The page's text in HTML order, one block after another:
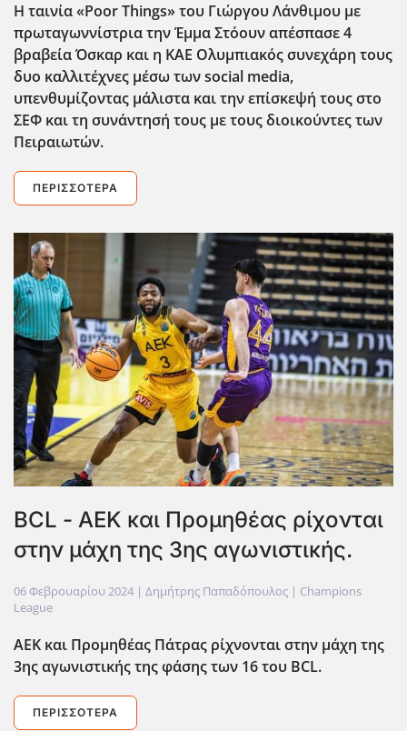
Η ταινία «Poor Things» του Γιώργου Λάνθιμου με
πρωταγωννίστρια την Έμμα Στόουν απέσπασε 4
βραβεία Όσκαρ και η ΚΑΕ Ολυμπιακός συνεχάρη τους
δυο καλλιτέχνες μέσω των social media,
υπενθυμίζοντας μάλιστα και την επίσκεψή τους στο
ΣΕΦ και τη συνάντησή τους με τους διοικούντες των
Πειραιωτών.
ΠΕΡΙΣΣΌΤΕΡΑ
BCL - ΑΕΚ και Προμηθέας ρίχονται
στην μάχη της 3ης αγωνιστικής.
06 Φεβρουαρίου 2024 | Δημήτρης Παπαδόπουλος | Champions
League
ΑΕΚ και Προμηθέας Πάτρας ρίχνονται στην μάχη της
3ης αγωνιστικής της φάσης των 16 του BCL.
ΠΕΡΙΣΣΌΤΕΡΑ